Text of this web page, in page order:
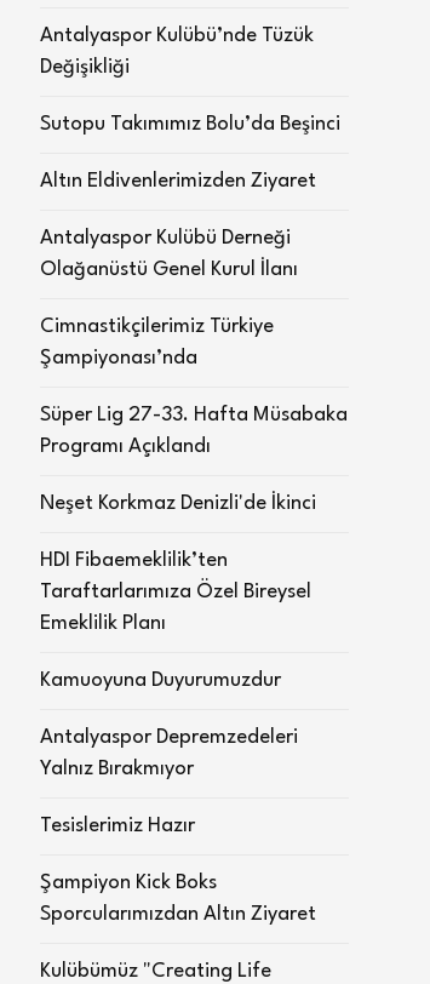
Antalyaspor Kulübü’nde Tüzük
Değişikliği
Sutopu Takımımız Bolu’da Beşinci
Altın Eldivenlerimizden Ziyaret
Antalyaspor Kulübü Derneği
Olağanüstü Genel Kurul İlanı
Cimnastikçilerimiz Türkiye
Şampiyonası’nda
Süper Lig 27-33. Hafta Müsabaka
Programı Açıklandı
Neşet Korkmaz Denizli'de İkinci
HDI Fibaemeklilik’ten
Taraftarlarımıza Özel Bireysel
Emeklilik Planı
Kamuoyuna Duyurumuzdur
Antalyaspor Depremzedeleri
Yalnız Bırakmıyor
Tesislerimiz Hazır
Şampiyon Kick Boks
Sporcularımızdan Altın Ziyaret
Kulübümüz "Creating Life